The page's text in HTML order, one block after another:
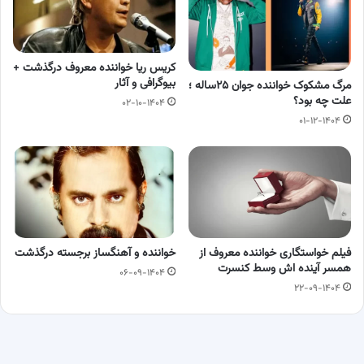
مرگ مشکوک خواننده جوان ۲۵ساله ؛
علت چه بود؟
۰۱-۱۲-۱۴۰۴
کریس ریا خواننده معروف درگذشت +
بیوگرافی و آثار
۰۲-۱۰-۱۴۰۴
فیلم خواستگاری خواننده معروف از
همسر آینده اش وسط کنسرت
۲۲-۰۹-۱۴۰۴
خواننده و آهنگساز برجسته درگذشت
۰۶-۰۹-۱۴۰۴